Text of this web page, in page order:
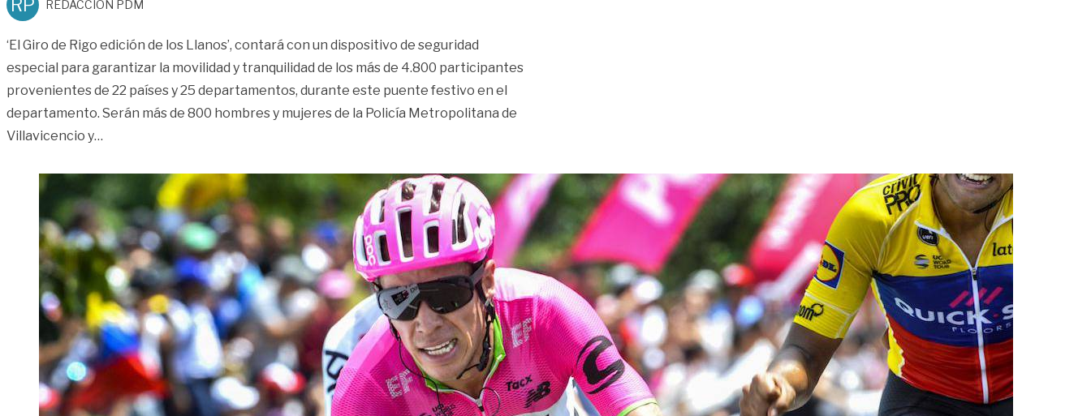
RP REDACCIÓN PDM
‘El Giro de Rigo edición de los Llanos’, contará con un dispositivo de seguridad
especial para garantizar la movilidad y tranquilidad de los más de 4.800 participantes
provenientes de 22 países y 25 departamentos, durante este puente festivo en el
departamento. Serán más de 800 hombres y mujeres de la Policía Metropolitana de
Villavicencio y…